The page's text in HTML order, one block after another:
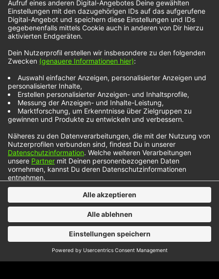
Kalipsxau feat.
Were-vana – Sans
Parler
Kalipsxau und Were-vana bringen mit „Sans Parler“
jetzt schon mal den Sommer-Urlaub zu uns ins
NOXX-Land. Während hier bei uns die ersten
Sonnenstrahlen rund um Ostern einen ersten
Hauch von Wärme verbreitet haben, lässt uns
dieser Song bereits an die deutlich wärmeren
Strände der Karibik denken. Wir werden gespannt
verfolgen, ob sich der Zouk-Sound von…